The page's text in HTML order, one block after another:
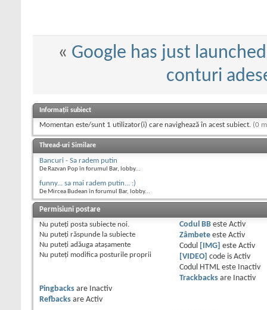
« Google has just
conturi
Informații subiect
Momentan este/sunt 1 utilizator(i) care navighează în acest subiect. (0
Thread-uri Similare
Bancuri - Sa radem putin
De Razvan Pop în forumul Bar, lobby...
funny... sa mai radem putin... :)
De Mircea Budean în forumul Bar, lobby...
Permisiuni postare
Nu puteţi posta subiecte noi.
Nu puteţi răspunde la subiecte
Nu puteţi adăuga ataşamente
Nu puteţi modifica posturile proprii
Codul BBeste Activ
Zâmbeteeste Activ
Codul
[IMG] este Activ
[VIDEO] code is Activ
Codul HTML este
Inactiv
Trackbacksare
Inactiv
Pingbacks are
Inactiv
Refbacks are Activ